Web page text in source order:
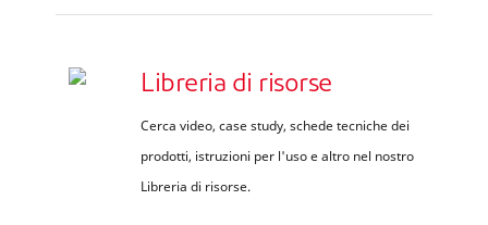
Libreria di risorse
Cerca video, case study, schede tecniche dei
prodotti, istruzioni per l'uso e altro nel nostro
Libreria di risorse.